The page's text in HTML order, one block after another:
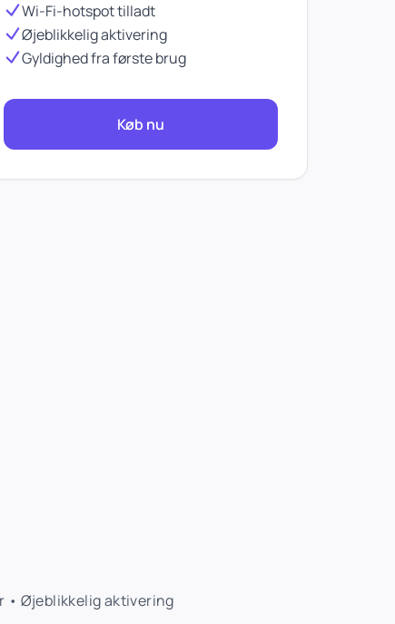
Wi-Fi-hotspot tilladt
Øjeblikkelig aktivering
Gyldighed fra første brug
Køb nu
• Øjeblikkelig aktivering